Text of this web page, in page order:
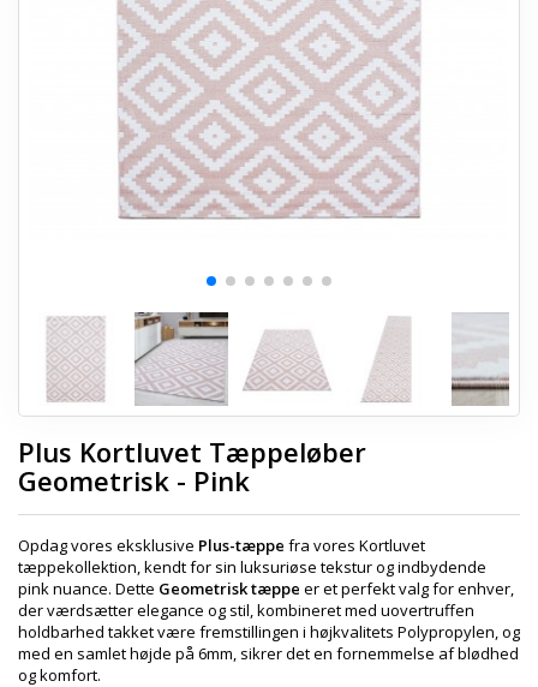
HAVEMØBLER
ENTREMØBLER
SPAR PENGE PÅ UDVALGTE VARER
Plus Kortluvet Tæppeløber
Geometrisk - Pink
Opdag vores eksklusive Plus-tæppe fra vores Kortluvet
tæppekollektion, kendt for sin luksuriøse tekstur og indbydende
pink nuance. Dette Geometrisk tæppe er et perfekt valg for enhver,
der værdsætter elegance og stil, kombineret med uovertruffen
holdbarhed takket være fremstillingen i højkvalitets Polypropylen, og
med en samlet højde på 6mm, sikrer det en fornemmelse af blødhed
og komfort.